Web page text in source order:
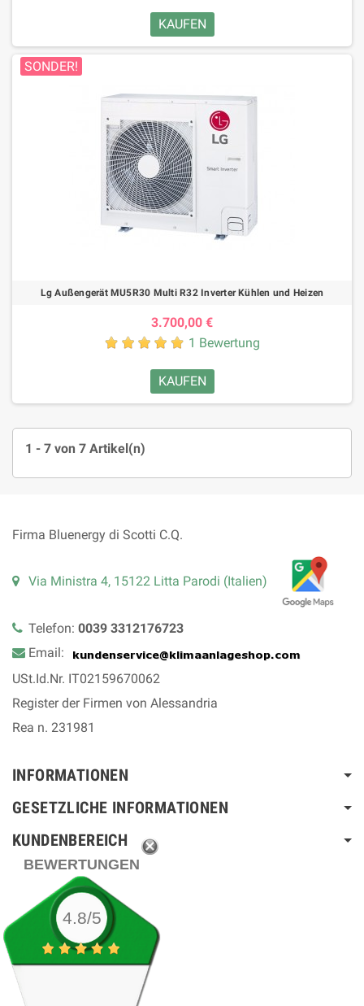
KAUFEN
SONDER!
Lg Außengerät MU5R30 Multi R32 Inverter Kühlen und Heizen
3.700,00 €
1 Bewertung
KAUFEN
1 - 7 von 7 Artikel(n)
Firma Bluenergy di Scotti C.Q.
Via Ministra 4, 15122 Litta Parodi (Italien)
Telefon: 0039 3312176723
Email:
USt.Id.Nr. IT02159670062
Register der Firmen von Alessandria
Rea n. 231981
INFORMATIONEN
GESETZLICHE INFORMATIONEN
KUNDENBEREICH
BEWERTUNGEN
4.8/5